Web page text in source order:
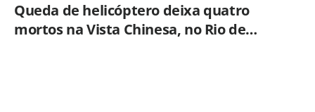
Queda de helicóptero deixa quatro
mortos na Vista Chinesa, no Rio de